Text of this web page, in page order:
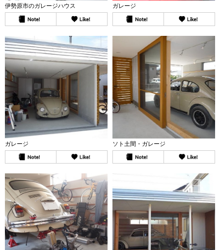
伊勢原市のガレージハウス ガレージ
ガレージ ソト土間・ガレージ